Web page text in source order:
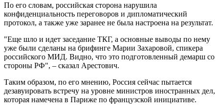
По его словам, российская сторона нарушила
конфиденциальность переговоров и дипломатический
протокол, а также уже заранее не была настроена на результат.
"Еще шло и идет заседание ТКГ, а основные выводы по нему
уже были сделаны на брифинге Марии Захаровой, спикера
российского МИД. Видно, что это подготовленный демарш со
стороны РФ", – сказал Арестович.
Таким образом, по его мнению, Россия сейчас пытается
дезавуировать встречу на уровне министров иностранных дел,
которая намечена в Париже по французской инициативе.